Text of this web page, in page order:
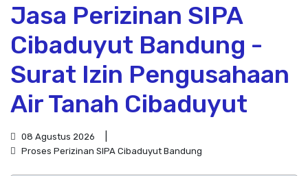
Jasa Perizinan SIPA
Cibaduyut Bandung -
Surat Izin Pengusahaan
Air Tanah Cibaduyut
08 Agustus 2026
Proses Perizinan SIPA Cibaduyut Bandung